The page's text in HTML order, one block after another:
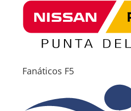
Fanáticos F5